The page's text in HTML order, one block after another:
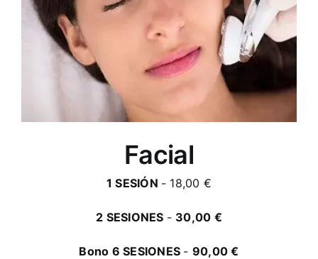
Facial
1 SESIÓN - 18,00 €
2 SESIONES - 30,00 €
Bono 6 SESIONES - 90,00 €